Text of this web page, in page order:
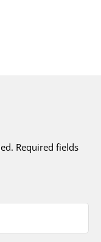
Required fields